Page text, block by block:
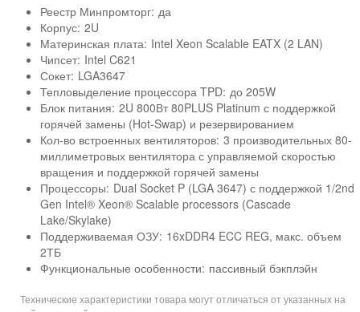
Реестр Минпромторг: да
Корпус: 2U
Материнская плата: Intel Xeon Scalable EATX (2 LAN)
Чипсет: Intel C621
Сокет: LGA3647
Тепловыделение процессора TPD: до 205W
Блок питания: 2U 800Вт 80PLUS Platinum с поддержкой
горячей замены (Hot-Swap) и резервированием
Кол-во встроенных вентиляторов: 3 производительных 80-
миллиметровых вентилятора с управляемой скоростью
вращения и поддержкой горячей замены
Процессоры: Dual Socket P (LGA 3647) с поддержкой 1/2nd
Gen Intel® Xeon® Scalable processors (Cascade
Lake/Skylake)
Поддерживаемая ОЗУ: 16xDDR4 ECC REG, макс. объем
2ТБ
Функциональные особенности: пассивный бэкплэйн
Технические характеристики товара могут отличаться от указанных на